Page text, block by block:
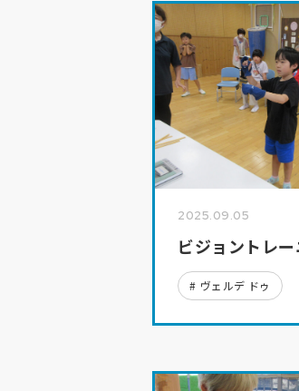
2025.09.05
ビジョントレ
ヴェルデ ドゥ